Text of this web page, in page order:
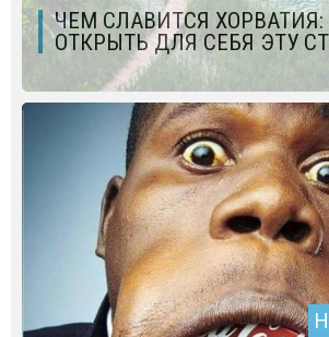
ЧЕМ СЛАВИТСЯ
ОТКРЫТЬ ДЛЯ СЕБЯ ЭТУ